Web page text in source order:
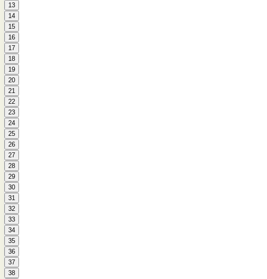
13
14
15
16
17
18
19
20
21
22
23
24
25
26
27
28
29
30
31
32
33
34
35
36
37
38